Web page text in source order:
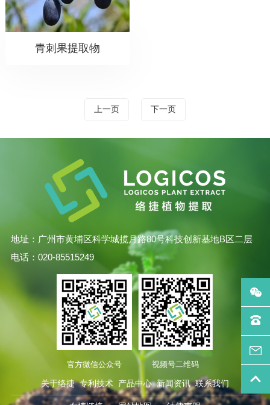
青刺果提取物
上一页 下一页
地址：广州市黄埔区科学城揽月路80号科技创新基地B区二层
电话：020-85515249
官方微信公众号 视频号二维码
关于络捷 专利技术 产品中心 新闻资讯 联系我们